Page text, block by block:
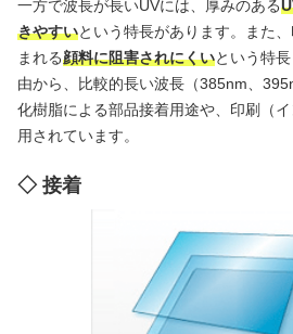
一方で波長が長いUVには、厚みのある
きやすいという特長があります。
また
まれる顔料に阻害されにくいという特
由から、比較的長い波長（385nm、
化樹脂による部品接着用途や、印刷（
用されています。
接着